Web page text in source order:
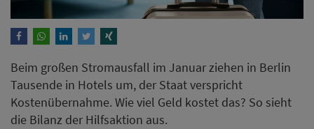
Beim großen Stromausfall im Januar ziehen in Berlin
Tausende in Hotels um, der Staat verspricht
Kostenübernahme. Wie viel Geld kostet das? So sieht
die Bilanz der Hilfsaktion aus.